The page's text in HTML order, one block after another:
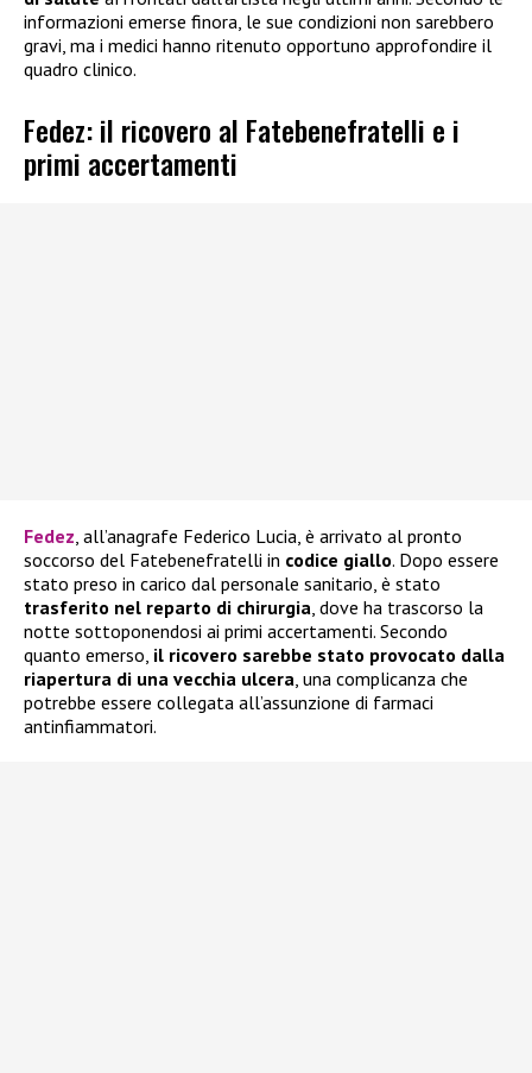
informazioni emerse finora, le sue condizioni non sarebbero
gravi, ma i medici hanno ritenuto opportuno approfondire il
quadro clinico.
Fedez: il ricovero al Fatebenefratelli e i
primi accertamenti
Fedez , all’anagrafe Federico Lucia, è arrivato al pronto
soccorso del Fatebenefratelli in codice giallo. Dopo essere
stato preso in carico dal personale sanitario, è stato
trasferito nel reparto di chirurgia , dove ha trascorso la
notte sottoponendosi ai primi accertamenti. Secondo
quanto emerso, il ricovero sarebbe stato provocato dalla
riapertura di una vecchia ulcera , una complicanza che
potrebbe essere collegata all’assunzione di farmaci
antinfiammatori.